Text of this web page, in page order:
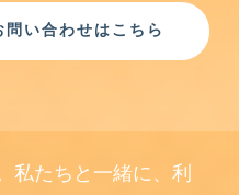
問い合わせはこちら
私たちと一緒に、利